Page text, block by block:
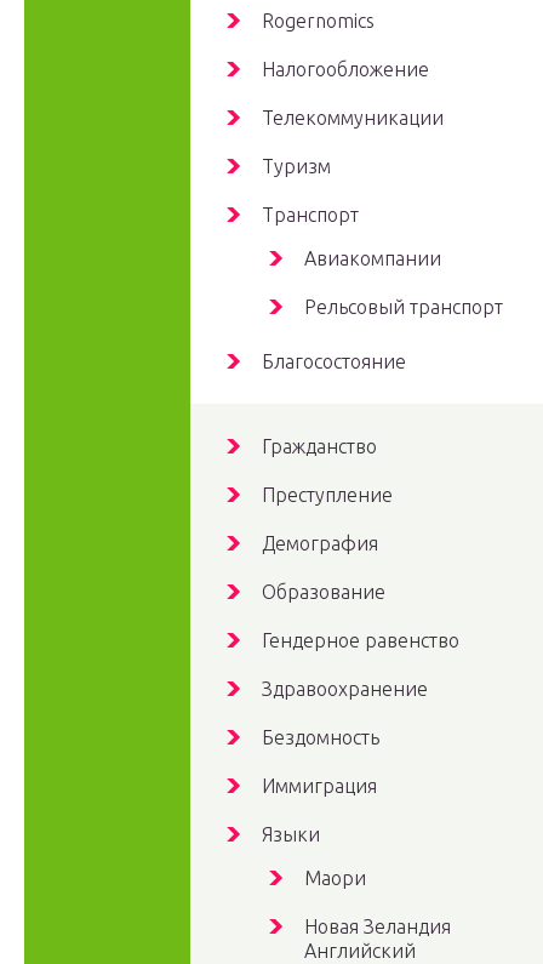
Rogernomics
Налогообложение
Телекоммуникации
Туризм
Транспорт
Авиакомпании
Рельсовый транспорт
Благосостояние
Гражданство
Преступление
Демография
Образование
Гендерное равенство
Здравоохранение
Бездомность
Иммиграция
Языки
Маори
Новая Зеландия
Английский